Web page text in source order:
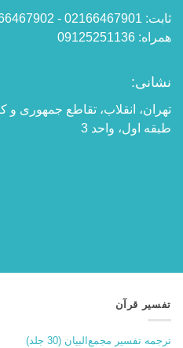
ثابت: 02166467901 - 02166467902
همراه: 09125251136
نشانی:
طبقه اول، واحد 3
تفسیر قرآن
ترجمه تفسیر مجمع‌البیان (30 جلد)